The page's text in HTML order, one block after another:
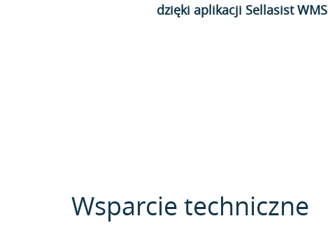
dzięki aplikacji Sellasist WMS
Wsparcie techniczne